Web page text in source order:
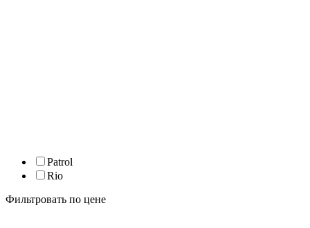
Patrol
Rio
Фильтровать по цене